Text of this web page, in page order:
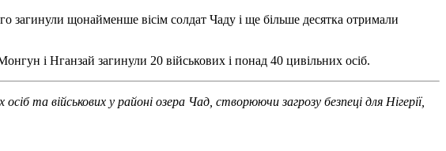
загинули щонайменше вісім солдат Чаду і ще більше десятка отримали
і Нганзай загинули 20 військових і понад 40 цивільних осіб.
та військових у районі озера Чад, створюючи загрозу безпеці для Нігерії,